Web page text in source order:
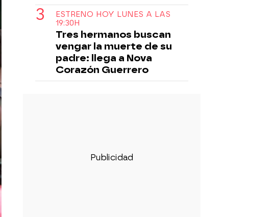
ESTRENO HOY LUNES A LAS
19:30H
Tres hermanos buscan
vengar la muerte de su
padre: llega a Nova
Corazón Guerrero